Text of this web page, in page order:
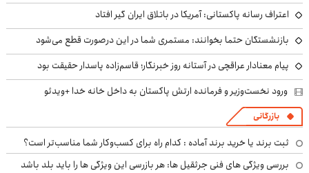
اعتراف رسانه پاکستانی: آمریکا در باتلاق ایران گیر افتاد
بازنشستگان حتما بخوانند: مستمری شما در این درصورت قطع می‌شود
پیام معنادار عراقچی در آستانه روز خبرنگار؛ قاسم‌زاده پاسدار حقیقت بود
ورود نخست‌وزیر و فرمانده ارتش پاکستان به داخل خانه خدا +ویدئو
بازرگانی
ثبت برند یا خرید برند آماده : کدام راه برای کسب‌وکار شما مناسب‌تر است؟
بررسی ویژگی های فنی جرثقیل ها: هر بازرسی این ویژگی ها را باید بلد باشد